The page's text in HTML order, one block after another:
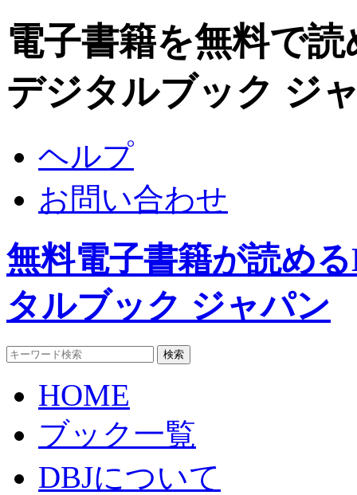
電子書籍を無料で
デジタルブック ジ
ヘルプ
お問い合わせ
無料電子書籍が読め
タルブック ジャパン
HOME
ブック一覧
DBJについて